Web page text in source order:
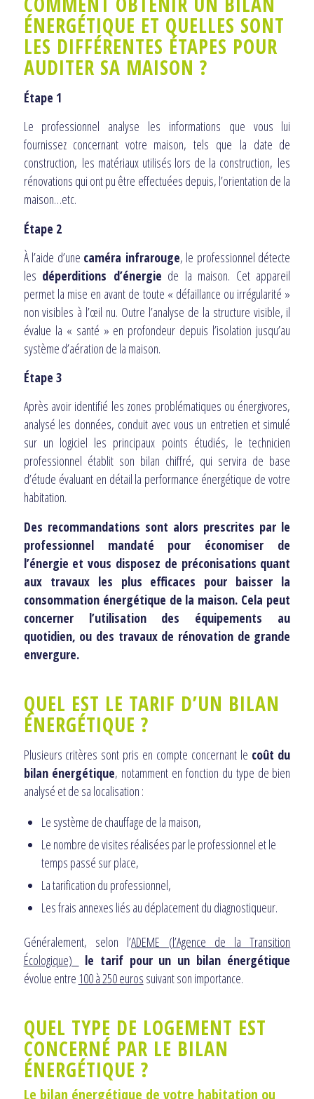
ÉNERGÉTIQUE ET QUELLES SONT
LES DIFFÉRENTES ÉTAPES POUR
AUDITER SA MAISON ?
Étape 1
Le professionnel analyse les informations que vous lui
fournissez concernant votre maison, tels que la date de
construction, les matériaux utilisés lors de la construction, les
rénovations qui ont pu être effectuées depuis, l’orientation de la
maison…etc.
Étape 2
À l’aide d’une caméra infrarouge, le professionnel détecte
les déperditions d’énergie de la maison. Cet appareil
permet la mise en avant de toute « défaillance ou irrégularité »
non visibles à l’œil nu. Outre l’analyse de la structure visible, il
évalue la « santé » en profondeur depuis l’isolation jusqu’au
système d’aération de la maison.
Étape 3
Après avoir identifié les zones problématiques ou énergivores,
analysé les données, conduit avec vous un entretien et simulé
sur un logiciel les principaux points étudiés, le technicien
professionnel établit son bilan chiffré, qui servira de base
d’étude évaluant en détail la performance énergétique de votre
habitation.
Des recommandations sont alors prescrites par le
professionnel mandaté pour économiser de
l’énergie et vous disposez de préconisations quant
aux travaux les plus efficaces pour baisser la
consommation énergétique de la maison. Cela peut
concerner l’utilisation des équipements au
quotidien, ou des travaux de rénovation de grande
envergure.
QUEL EST LE TARIF D’UN BILAN
ÉNERGÉTIQUE ?
Plusieurs critères sont pris en compte concernant le coût du
bilan énergétique, notamment en fonction du type de bien
analysé et de sa localisation :
Le système de chauffage de la maison,
Le nombre de visites réalisées par le professionnel et le
temps passé sur place,
La tarification du professionnel,
Les frais annexes liés au déplacement du diagnostiqueur.
Généralement, selon l’ADEME (l’Agence de la Transition
Écologique)
le tarif pour un un bilan énergétique
évolue entre 100 à 250 euros suivant son importance.
QUEL TYPE DE LOGEMENT EST
CONCERNÉ PAR LE BILAN
ÉNERGÉTIQUE ?
Le bilan énergétique de votre habitation ou